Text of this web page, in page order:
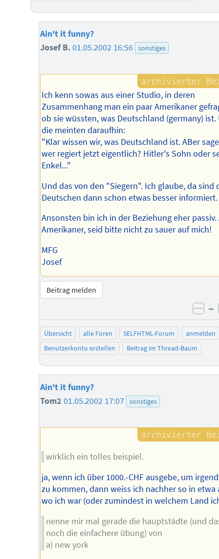
Ain't it funny?
Josef B.01.05.2002 16:56 sonstiges
Ich kenn sowas aus einer Studio, in deren
Zusammenhang man ein paar Amerikaner
ob sie wüssten, was Deutschland (germany) ist.
die meinten daraufhin:
"Klar wissen wir, was Deutschland ist. ABer
wer regiert jetzt eigentlich? Hitler's Sohn oder
Enkel..."
Und das von den "Siegern". Ich glaube, da sind
Deutschen dann schon etwas besser informiert.
Ansonsten bin ich in der Beziehung eher passiv.
Amerikaner, seid bitte nicht zu sauer auf mich!
MFG
Josef
Beitrag melden
–
Übersicht alle Foren SELFHTML-Forum
anmelden
Benutzerkonto erstellen
Beitrag im Thread-Baum
Ain't it funny?
Tom2 01.05.2002 17:07 sonstiges
wirklich ein tolles beispiel.
ja, wenn ich über 1000.-CHF ausgebe, um
zu kommen, dann weiss ich nachher so in etwa
wo ich war (oder zumindest in welchem Land
nenne mir mal gerade die hauptstädte (und
noch die einfachere übung) von
a) new york